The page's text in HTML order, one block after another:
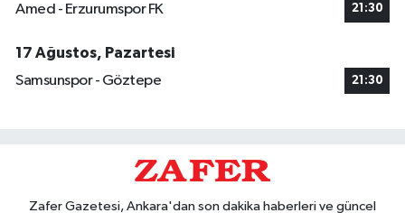
Amed - Erzurumspor FK 21:30
17 Ağustos, Pazartesi
Samsunspor - Göztepe
21:30
Zafer Gazetesi, Ankara'dan son dakika haberleri ve güncel